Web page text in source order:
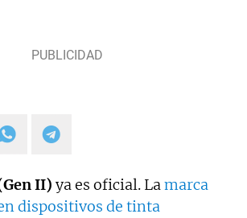
II) ya es oficial. Lamarca
dispositivos de tinta